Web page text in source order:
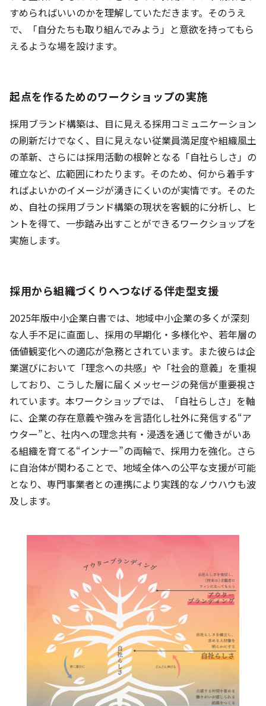
すめらればいいのかを理解していただきます。そのうえ
で、「自分たちも取り組んでみよう」と意欲を持ってもら
えるような場を設けます。
起点を作るためのワークショップの実施
採用ブランド構築は、目に見える採用コミュニケーション
の刷新だけでなく、目に見えない従業員満足度や組織風土
の革新、さらには採用活動の根幹となる「自社らしさ」の
確立など、広範囲にわたります。そのため、何から着手す
ればよいかのイメージが湧きにくいのが実情です。そのた
め、自社の採用ブランド構築の現状を客観的に分析し、ヒ
ントを得て、一歩踏み出すことができるワークショップを
実施します。
採用から組織づくりへつなげる伴走型支援
2025年版中小企業白書では、地域中小企業の多くが深刻
な人手不足に直面し、採用の早期化・多様化や、若年層の
価値観変化への適応が急務とされています。また彼らは企
業選びにおいて「理念への共感」や「社会的意義」を重視
しており、こうした層に届くメッセージの発信が重要視さ
れています。本ワークショップでは、「自社らしさ」を軸
に、企業の存在意義や強みを言語化し社外に発信する“ア
ウター”と、社内への理念共有・浸透を通じて働きがいあ
る組織を育てる“インナー”の両輪で、採用力を強化。さら
に自治体が関わることで、地域全体への公平な支援が可能
となり、専門事業者との連携により実践的なノウハウも波
及します。